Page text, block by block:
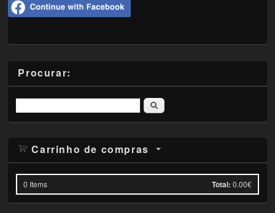
Procurar:
Pesquisar
Carrinho de compras
0 Items Total: 0.00€